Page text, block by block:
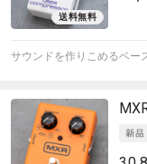
サウンドを作りこめるベー